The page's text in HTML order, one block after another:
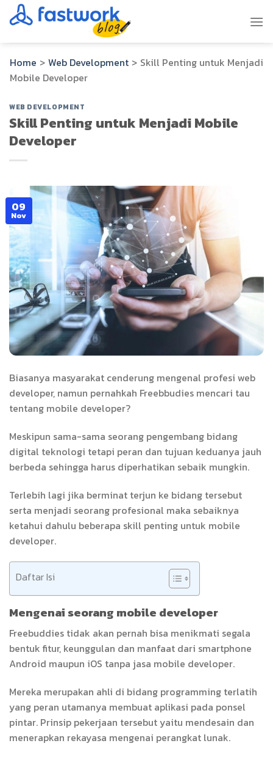
Skip
to
Home > Web Development > Skill Penting untuk Menjadi
Mobile Developer
WEB DEVELOPMENT
Skill Penting untuk Menjadi Mobile
Developer
09
Nov
Biasanya masyarakat cenderung mengenal profesi web
developer, namun pernahkah Freebbudies mencari tau
tentang mobile developer?
Meskipun sama-sama seorang pengembang bidang
digital teknologi tetapi peran dan tujuan keduanya jauh
berbeda sehingga harus diperhatikan sebaik mungkin.
Terlebih lagi jika berminat terjun ke bidang tersebut
serta menjadi seorang profesional maka sebaiknya
ketahui dahulu beberapa skill penting untuk mobile
developer.
Daftar Isi
Mengenai seorang mobile developer
Freebuddies tidak akan pernah bisa menikmati segala
bentuk fitur, keunggulan dan manfaat dari smartphone
Android maupun iOS tanpa jasa mobile developer.
Mereka merupakan ahli di bidang programming terlatih
yang peran utamanya membuat aplikasi pada ponsel
pintar. Prinsip pekerjaan tersebut yaitu mendesain dan
menerapkan rekayasa mengenai perangkat lunak.